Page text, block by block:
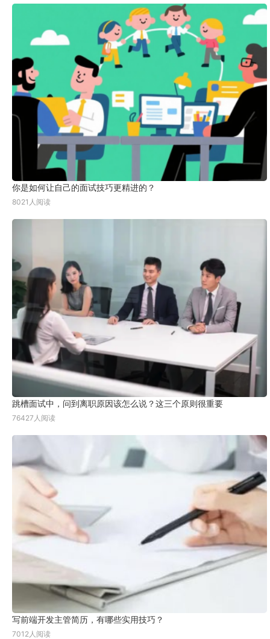
你是如何让自己的面试技巧更精进的？
8021人阅读
跳槽面试中，问到离职原因该怎么说？这三个原则很重要
76427人阅读
写前端开发主管简历，有哪些实用技巧？
7012人阅读